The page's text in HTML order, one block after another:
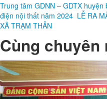
Trung tâm GDNN – GDTX
điện nội thất năm 2024 LỄ RA
XÃ TRẠM THẢN
Cùng chuyên